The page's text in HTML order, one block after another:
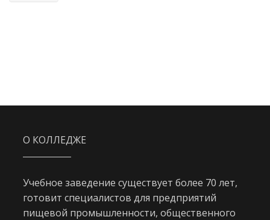
О КОЛЛЕДЖЕ
Учебное заведение существует более 70 лет,
готовит специалистов для предприятий
пищевой промышленности, общественного